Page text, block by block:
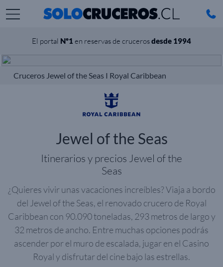
El portal Nº1 en reservas de crucerosdesde 1994
Cruceros Jewel of the Seas I Royal Caribbean
Jewel of the Seas
Itinerarios y precios Jewel of the
Seas
¿Quieres vivir unas vacaciones increíbles? Viaja a bordo
del Jewel of the Seas, el renovado crucero de Royal
Caribbean con 90.090 toneladas, 293 metros de largo y
32 metros de ancho. Entre muchas opciones podrás
ascender por el muro de escalada, jugar en el Casino
Royal y disfrutar del cine bajo las estrellas.